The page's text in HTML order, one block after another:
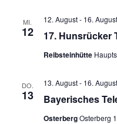
MI.
12 17. Hunsrücker
12. August- 16. August
Reibsteinhütte
DO.
13 Bayerisches
13. August- 16. August
OsterbergOsterberg